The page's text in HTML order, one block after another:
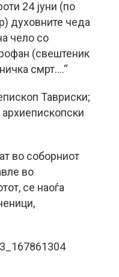
24 јуни (по
духовните чеда
чело со
(свештеник
смрт….“
Тавриски;
во соборниот
во
се наоѓа